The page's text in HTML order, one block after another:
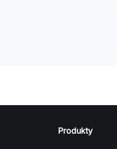
Produkty